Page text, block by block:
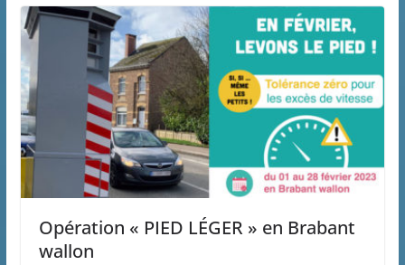
Opération « PIED LÉGER » en Brabant
wallon